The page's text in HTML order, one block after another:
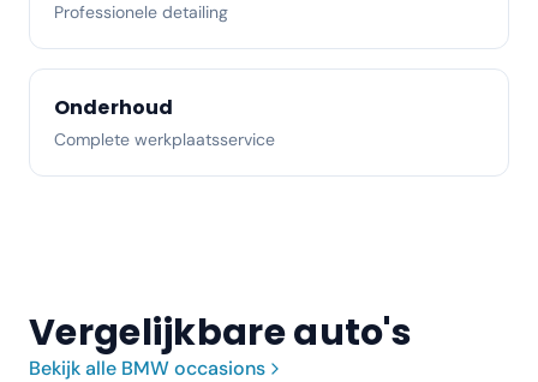
Professionele detailing
Onderhoud
Complete werkplaatsservice
Vergelijkbare auto's
Bekijk alle BMWoccasions